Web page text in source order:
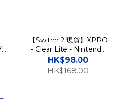
【Switch 2 現貨】XPRO
- Clear Lite - Nintendo
Switch 2 Case 貼身防撞
透明遊戲主機保護軟殼【兼
容底座】
HK$98.00
HK$168.00